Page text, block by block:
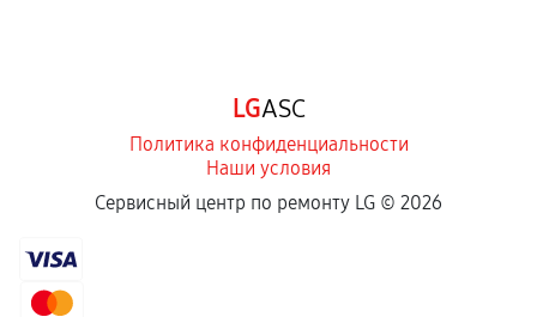
LGASC
Политика конфиденциальности
Наши условия
Сервисный центр по ремонту LG © 2026